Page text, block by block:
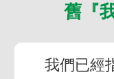
舊『
我們已經